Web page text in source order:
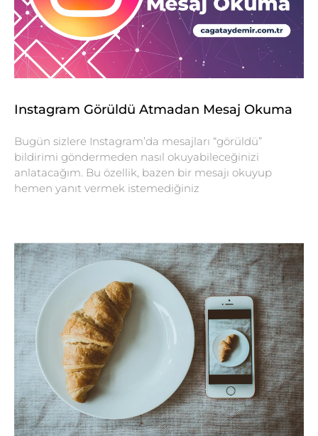
Instagram Görüldü Atmadan Mesaj Okuma
Bugün sizlere Instagram’da mesajları “görüldü”
bildirimi göndermeden nasıl okuyabileceğinizi
anlatacağım. Bu özellik, bazen bir mesajı okuyup
hemen yanıt vermek istemediğiniz